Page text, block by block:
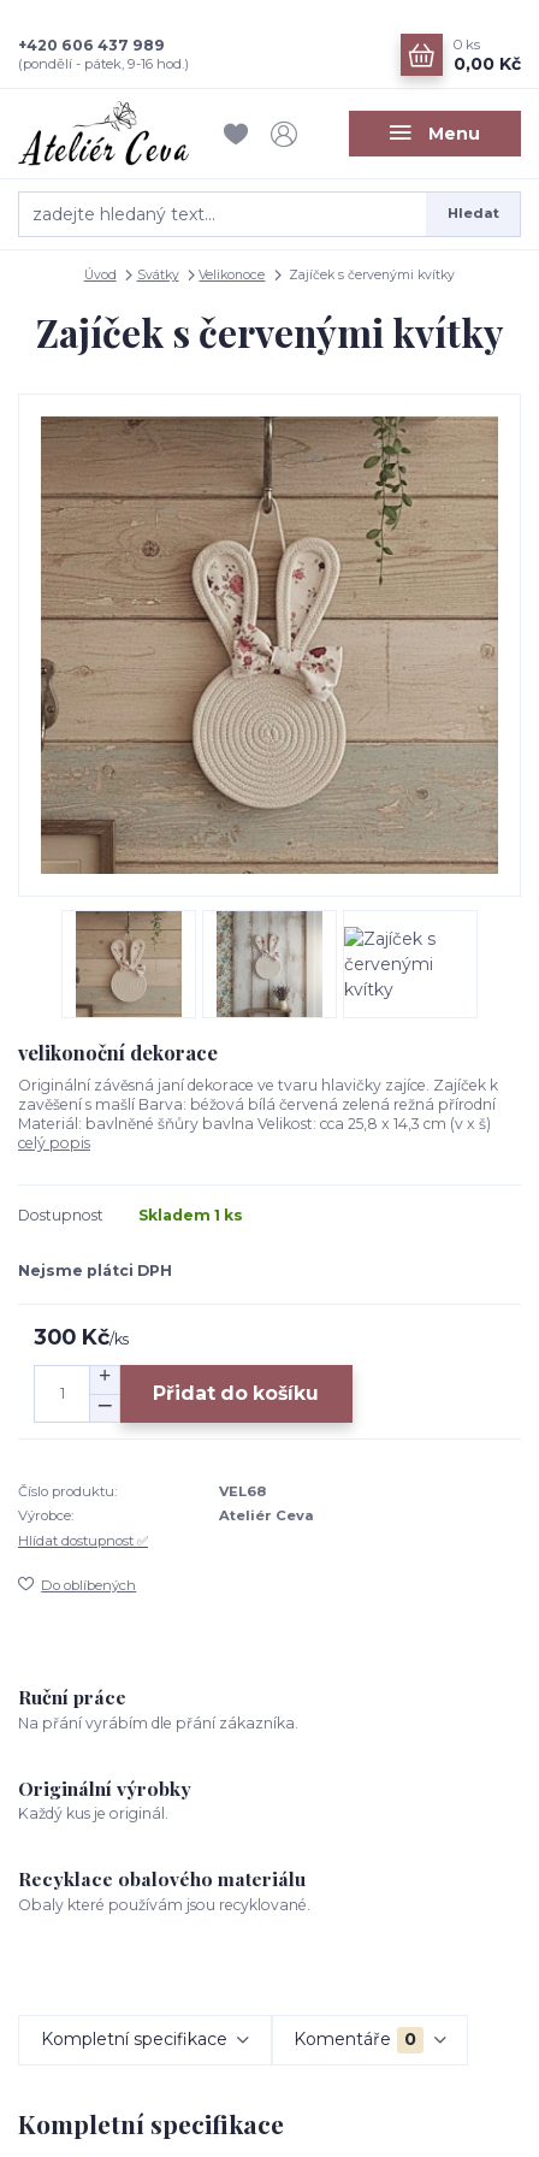
Menu
Hledat
+420 606 437 989
(pondělí - pátek, 9-16 hod.)
0 ks
0,00 Kč
Úvod Svátky Velikonoce Zajíček s červenými kvítky
Zajíček s červenými kvítky
velikonoční dekorace
Originální závěsná janí dekorace ve tvaru hlavičky zajíce. Zajíček k
zavěšení s mašlí Barva: béžová bílá červená zelená režná přírodní
Materiál: bavlněné šňůry bavlna Velikost: cca 25,8 x 14,3 cm (v x š)
celý popis
Dostupnost Skladem 1 ks
Nejsme plátci DPH
300 Kč/ks
Přidat do košíku
Číslo produktu:
VEL68
Výrobce:
Ateliér Ceva
Hlídat dostupnost ✅
Do oblíbených
Ruční práce
Na přání vyrábím dle přání zákazníka.
Originální výrobky
Každý kus je originál.
Recyklace obalového materiálu
Obaly které používám jsou recyklované.
Kompletní specifikace Komentáře 0
Kompletní specifikace